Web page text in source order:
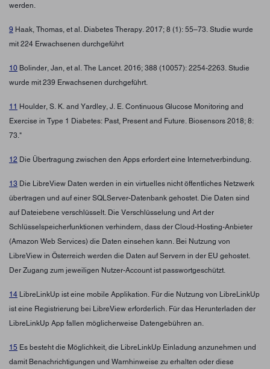
werden.
9 Haak, Thomas, et al. Diabetes Therapy. 2017; 8 (1): 55–73. Studie wurde
mit 224 Erwachsenen durchgeführt
10 Bolinder, Jan, et al. The Lancet. 2016; 388 (10057): 2254-2263. Studie
wurde mit 239 Erwachsenen durchgeführt.
11 Houlder, S. K. and Yardley, J. E. Continuous Glucose Monitoring and
Exercise in Type 1 Diabetes: Past, Present and Future. Biosensors 2018; 8:
73."
12 Die Übertragung zwischen den Apps erfordert eine Internetverbindung.
13 Die LibreView Daten werden in ein virtuelles nicht öffentliches Netzwerk
übertragen und auf einer SQLServer-Datenbank gehostet. Die Daten sind
auf Dateiebene verschlüsselt. Die Verschlüsselung und Art der
Schlüsselspeicherfunktionen verhindern, dass der Cloud-Hosting-Anbieter
(Amazon Web Services) die Daten einsehen kann. Bei Nutzung von
LibreView in Österreich werden die Daten auf Servern in der EU gehostet.
Der Zugang zum jeweiligen Nutzer-Account ist passwortgeschützt.
14 LibreLinkUp ist eine mobile Applikation. Für die Nutzung von LibreLinkUp
ist eine Registrierung bei LibreView erforderlich. Für das Herunterladen der
LibreLinkUp App fallen möglicherweise Datengebühren an.
15 Es besteht die Möglichkeit, die LibreLinkUp Einladung anzunehmen und
damit Benachrichtigungen und Warnhinweise zu erhalten oder diese